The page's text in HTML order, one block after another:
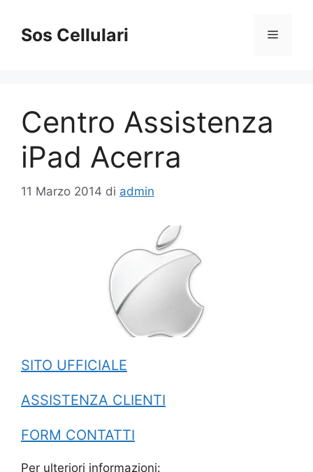
contenuto
Sos Cellulari Menu
Centro Assistenza
iPad Acerra
11 Marzo 2014 di admin
SITO UFFICIALE
ASSISTENZA CLIENTI
FORM CONTATTI
Per ulteriori informazioni: